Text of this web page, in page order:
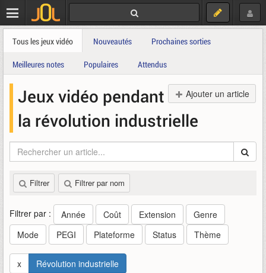
Tous les jeux vidéo Nouveautés Prochaines sorties
Meilleures notes Populaires Attendus
Ajouter un article
Jeux vidéo pendant
la révolution industrielle
Filtrer Filtrer par nom
Filtrer par : Année Coût Extension
Genre
Mode
PEGI Plateforme Status Thème
x Révolution industrielle